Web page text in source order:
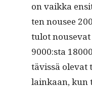
on vaik­ka
ten nousee
tulot
9000:sta
tävis­sä ole­vat
lainkaan, kun